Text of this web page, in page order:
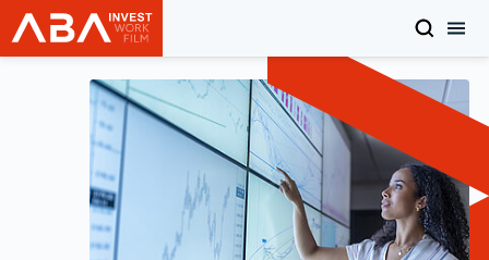
INVEST in AUSTRIA